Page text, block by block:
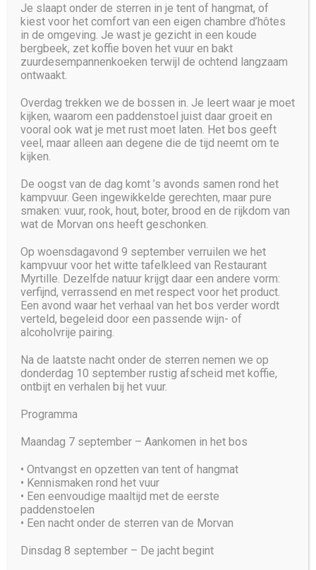
Je slaapt onder de sterren in je tent of hangmat, of
kiest voor het comfort van een eigen chambre d’hôtes
in de omgeving. Je wast je gezicht in een koude
bergbeek, zet koffie boven het vuur en bakt
zuurdesempannenkoeken terwijl de ochtend langzaam
ontwaakt.
Overdag trekken we de bossen in. Je leert waar je moet
kijken, waarom een paddenstoel juist daar groeit en
vooral ook wat je met rust moet laten. Het bos geeft
veel, maar alleen aan degene die de tijd neemt om te
kijken.
De oogst van de dag komt ’s avonds samen rond het
kampvuur. Geen ingewikkelde gerechten, maar pure
smaken: vuur, rook, hout, boter, brood en de rijkdom van
wat de Morvan ons heeft geschonken.
Op woensdagavond 9 september verruilen we het
kampvuur voor het witte tafelkleed van Restaurant
Myrtille. Dezelfde natuur krijgt daar een andere vorm:
verfijnd, verrassend en met respect voor het product.
Een avond waar het verhaal van het bos verder wordt
verteld, begeleid door een passende wijn- of
alcoholvrije pairing.
Na de laatste nacht onder de sterren nemen we op
donderdag 10 september rustig afscheid met koffie,
ontbijt en verhalen bij het vuur.
Programma
Maandag 7 september – Aankomen in het bos
•⁠ ⁠Ontvangst en opzetten van tent of hangmat
•⁠ ⁠Kennismaken rond het vuur
•⁠ ⁠Een eenvoudige maaltijd met de eerste
paddenstoelen
•⁠ ⁠Een nacht onder de sterren van de Morvan
Dinsdag 8 september – De jacht begint